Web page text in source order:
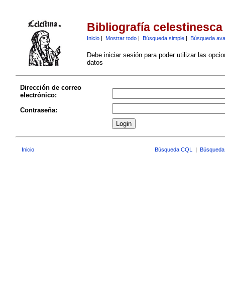
Bibliografía celestinesca
Inicio| Mostrar todo| Búsqueda simple| Búsqueda
Debe iniciar sesión para poder utilizar las
datos
Dirección de correo
electrónico:
Contraseña:
Inicio Búsqueda CQL |